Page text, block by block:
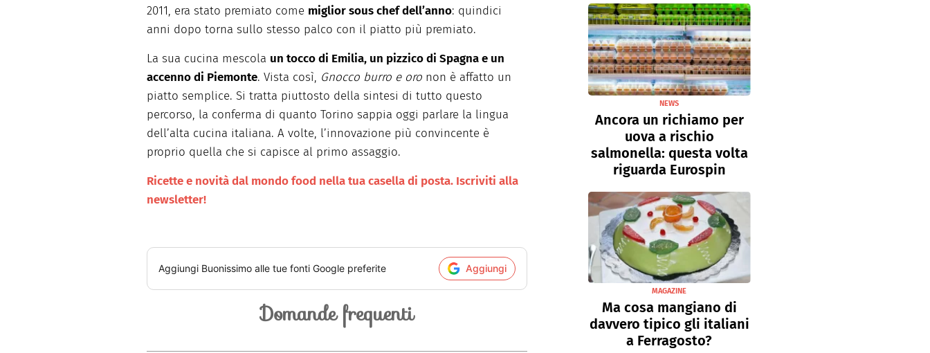
2011, era stato premiato come miglior sous chef dell’anno: quindici
anni dopo torna sullo stesso palco con il piatto più premiato.
La sua cucina mescola un tocco di Emilia, un pizzico di Spagna e un
accenno di Piemonte. Vista così, Gnocco burro e oro non è affatto un
piatto semplice. Si tratta piuttosto della sintesi di tutto questo
percorso, la conferma di quanto Torino sappia oggi parlare la lingua
dell’alta cucina italiana. A volte, l’innovazione più convincente è
proprio quella che si capisce al primo assaggio.
Ricette e novità dal mondo food nella tua casella di posta. Iscriviti alla
newsletter!
Aggiungi Buonissimo alle tue fonti Google preferite Aggiungi
Domande frequenti
NEWS
Ancora un richiamo per
uova a rischio
salmonella: questa volta
riguarda Eurospin
MAGAZINE
Ma cosa mangiano di
davvero tipico gli italiani
a Ferragosto?